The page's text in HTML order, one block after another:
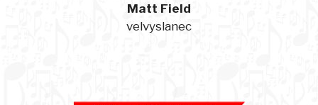
Matt Field
velvyslanec